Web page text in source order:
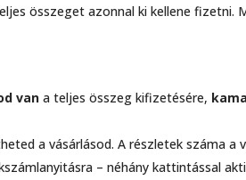
összeget azonnal ki kellene fizetni.
van a teljes összeg kifizetésére,
a vásárlásod. A részletek száma a
– néhány kattintással